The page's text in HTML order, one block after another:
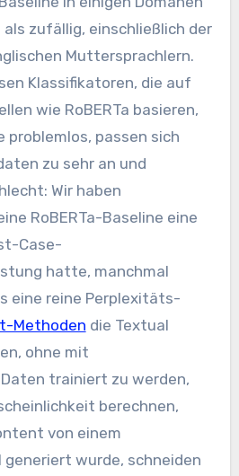
zufällig, einschließlich der
Muttersprachlern.
Klassifikatoren, die auf
wie RoBERTa basieren,
problemlos, passen sich
zu sehr an und
Wir haben
RoBERTa-Baseline eine
Case-
hatte, manchmal
eine reine Perplexitäts-
Methoden die Textual
ohne mit
trainiert zu werden,
berechnen,
von einem
wurde, schneiden